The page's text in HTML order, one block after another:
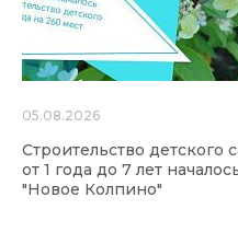
05.08.2026
Строительство детского
от 1 года до 7 лет
"Новое Колпино"